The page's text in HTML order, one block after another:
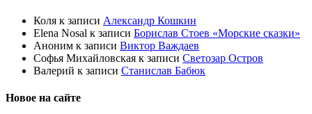
Коля к записи Александр Кошкин
Elena Nosal к записи Борислав Стоев «Морские сказки»
Аноним к записи Виктор Важдаев
Софья Михайловская к записи Светозар Остров
Валерий к записи Станислав Бабюк
Новое на сайте